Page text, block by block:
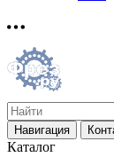
Навигация
Каталог